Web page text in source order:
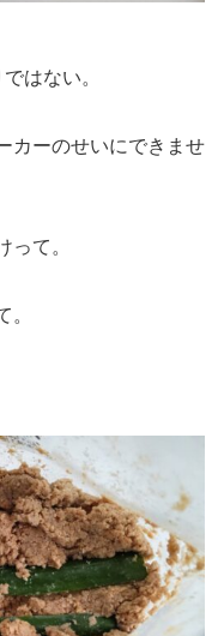
はない。
カーのせいにできませ
って。
。